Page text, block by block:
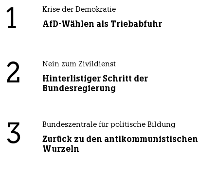
1 Krise der Demokratie
AfD-Wählen als Triebabfuhr
2 Nein zum Zivildienst
Hinterlistiger Schritt der
Bundesregierung
3 Bundeszentrale für politische Bildung
Zurück zu den antikommunistischen
Wurzeln